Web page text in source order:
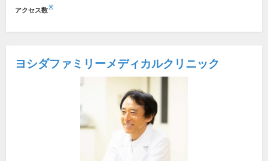
アクセス数※
ヨシダファミリーメディカルクリニック